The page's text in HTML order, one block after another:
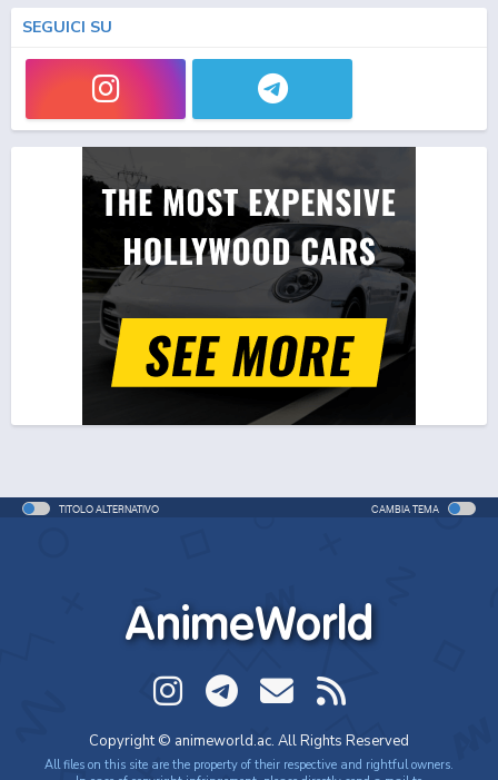
Special - 2003 - 45 min/ep
One Piece: L'ultima esibizione (ITA)
Special - 2003 - 45 min/ep
One Piece Movie 05: Norowareta Seiken
Movie - 2004 - 1h e 35 min/ep
One Piece Movie 05: Norowareta Seiken (ITA)
Movie - 2004 - 1h e 35 min/ep
One Piece Movie 06: Omatsuri Danshaku to Himitsu
no Shima (ITA)
Movie - 2005 - 1h e 31 min/ep
One Piece: Le avventure del detective Cappello di
Special - 2005 - 42 min/ep
One Piece Movie 07: Karakuri-jou no Mecha Kyohei
Movie - 2006 - 1h e 34 min/ep
SEGUICI SU
TITOLO ALTERNATIVO CAMBIA TEMA
AnimeWorld
Copyright © animeworld.ac. All Rights Reserved
All files on this site are the property of their respective and rightful owners.